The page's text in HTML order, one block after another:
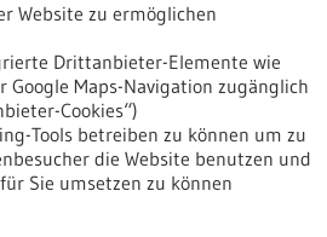
Krebsforschungszentrum
dass eine
mit Vitamin D die
effektiv senken könnte wie eine
Vitaminpräparaten.
d-angereicherte-
senken
Website zu ermöglichen
Drittanbieter-Elemente wie
Google Maps-Navigation zugänglich
Cookies“)
Tools betreiben zu können um zu
die Website benutzen und
Sie umsetzen zu können